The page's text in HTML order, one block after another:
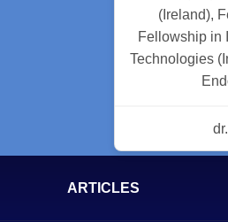
(Ireland),
Fellowship in
Technologies
ARTICLES